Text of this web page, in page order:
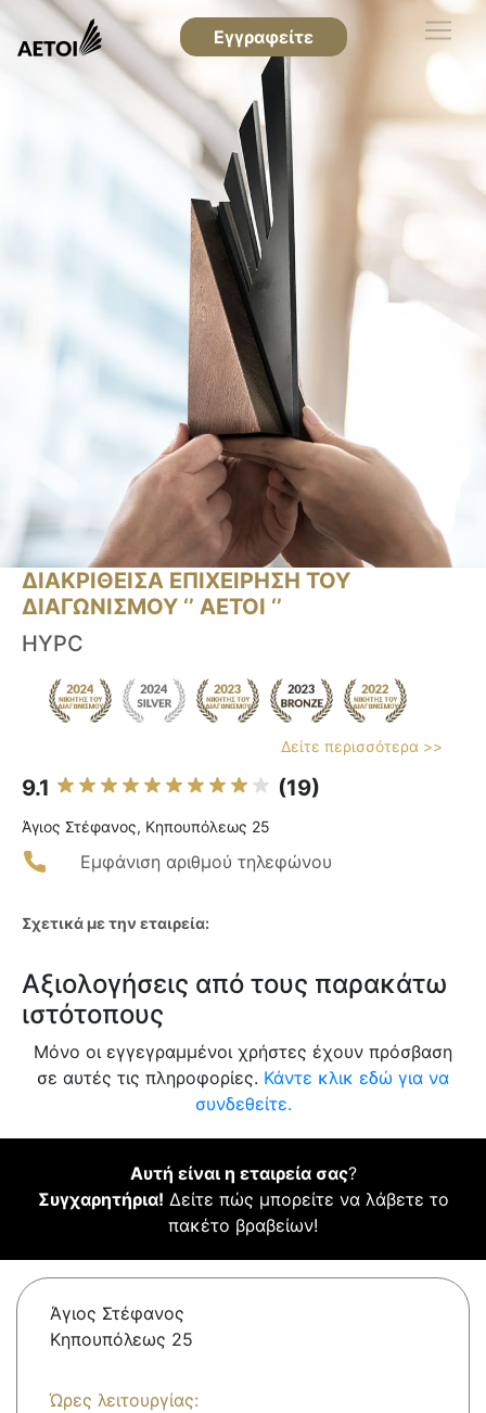
Εγγραφείτε
ΔΙΑΚΡΙΘΕΙΣΑ ΕΠΙΧΕΙΡΗΣΗ ΤΟΥ
ΔΙΑΓΩΝΙΣΜΟΥ ‘’ ΑΕΤΟΙ ‘’
HYPC
Δείτε περισσότερα >>
9.1 (19)
Άγιος Στέφανος, Κηπουπόλεως 25
Εμφάνιση αριθμού τηλεφώνου
Σχετικά με την εταιρεία:
Αξιολογήσεις από τους παρακάτω
ιστότοπους
Μόνο οι εγγεγραμμένοι χρήστες έχουν πρόσβαση
σε αυτές τις πληροφορίες. Κάντε κλικ εδώ για να
συνδεθείτε.
Αυτή είναι η εταιρεία σας?
Συγχαρητήρια! Δείτε πώς μπορείτε να λάβετε το
πακέτο βραβείων!
Άγιος Στέφανος
Κηπουπόλεως 25
Ώρες λειτουργίας: